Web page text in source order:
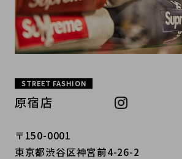
STREET FASHION
原宿店
〒150-0001
東京都渋谷区神宮前4-26-2